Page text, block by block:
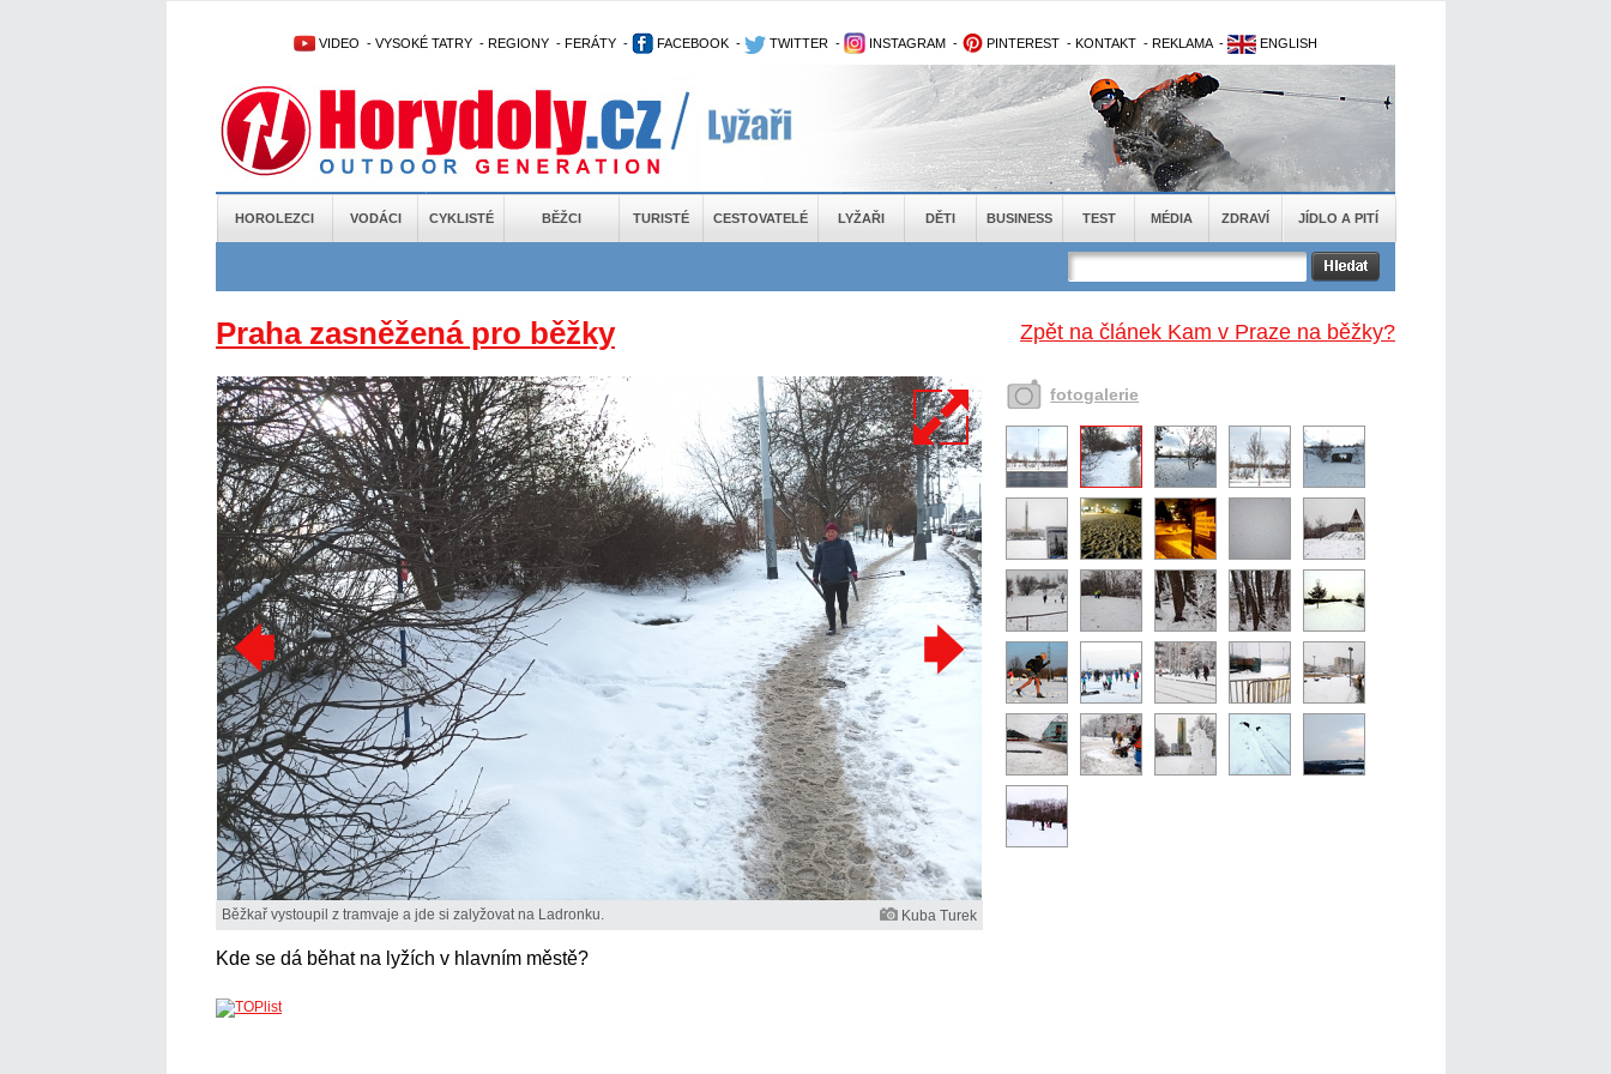
VIDEO - VYSOKÉ TATRY - REGIONY - FERÁTY - FACEBOOK - TWITTER - INSTAGRAM - PINTEREST - KONTAKT - REKLAMA - ENGLISH
HOROLEZCI VODÁCI CYKLISTÉ BĚŽCI TURISTÉ CESTOVATELÉ LYŽAŘI DĚTI BUSINESS TEST MÉDIA ZDRAVÍ JÍDLO A PITÍ
Zpět na článek Kam v Praze na běžky?
Praha zasněžená pro běžky
Běžkař vystoupil z tramvaje a jde si zalyžovat na Ladronku. Kuba Turek
Kde se dá běhat na lyžích v hlavním městě?
fotogalerie